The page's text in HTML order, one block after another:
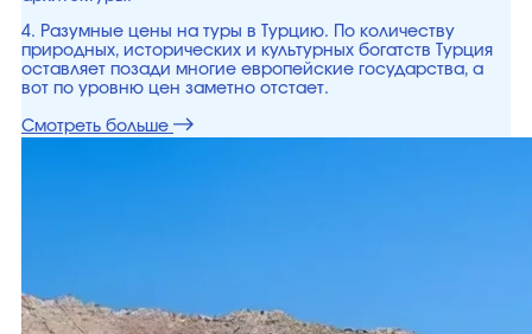
4. Разумные цены на туры в Турцию. По количеству
природных, исторических и культурных богатств Турция
оставляет позади многие европейские государства, а
вот по уровню цен заметно отстает.
Смотреть больше